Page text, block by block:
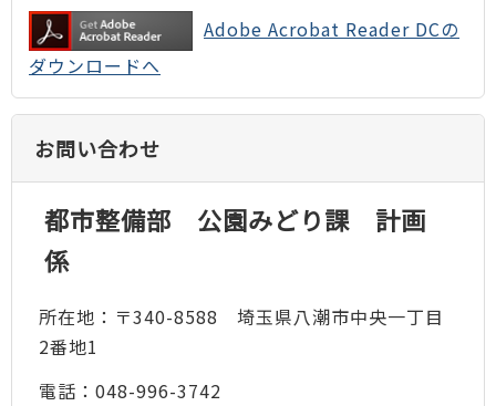
Adobe Acrobat Reader DCの
ダウンロードへ
お問い合わせ
都市整備部 公園みどり課 計画
係
所在地：〒340-8588 埼玉県八潮市中央一丁目
2番地1
電話：048-996-3742